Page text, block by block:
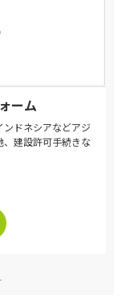
ーム
ドネシアなどアジ
、建設許可手続きな